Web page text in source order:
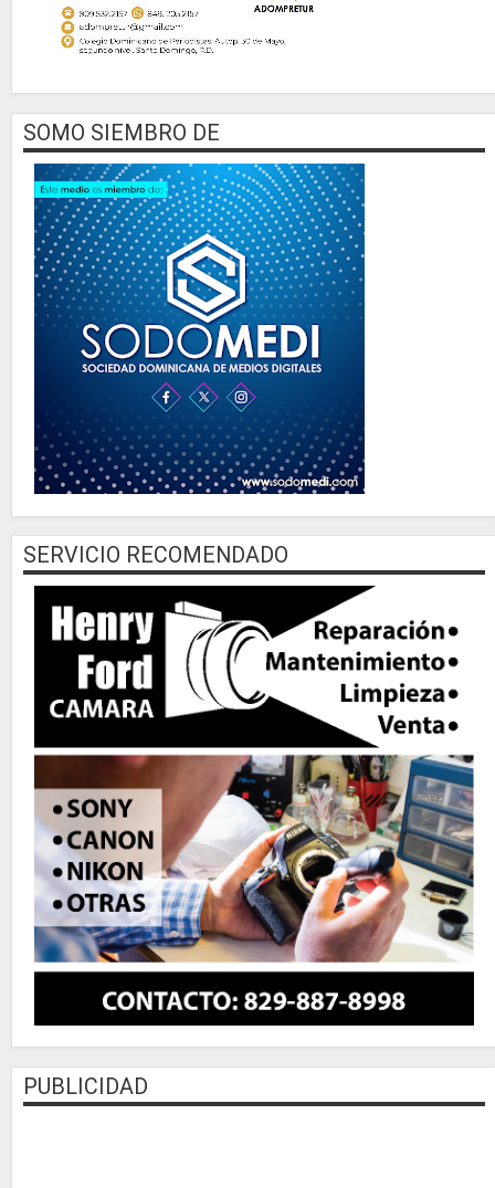
SOMO SIEMBRO DE
SERVICIO RECOMENDADO
PUBLICIDAD